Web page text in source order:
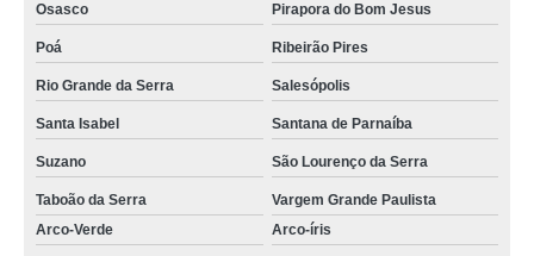
Osasco Pirapora do Bom Jesus
Poá Ribeirão Pires
Rio Grande da Serra Salesópolis
Santa Isabel Santana de Parnaíba
Suzano São Lourenço da Serra
Taboão da Serra
Vargem Grande Paulista
Arco-Verde
Arco-íris